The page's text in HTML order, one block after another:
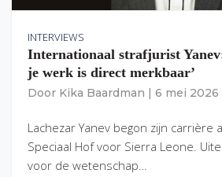
INTERVIEWS
Internationaal strafjurist
je werk is direct merkbaar’
Door Kika Baardman 6 mei 2026
Lachezar Yanev begon zijn carrière
Speciaal Hof voor Sierra Leone.
voor de wetenschap…